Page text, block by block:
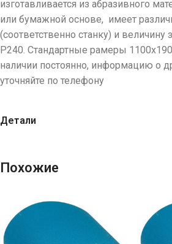
изготавливается из абразивного
или бумажной основе, имеет
(соответственно станку) и величину
Р240. Стандартные рамеры
наличии постоянно, информацию о
уточняйте по телефону
Детали
Похожие